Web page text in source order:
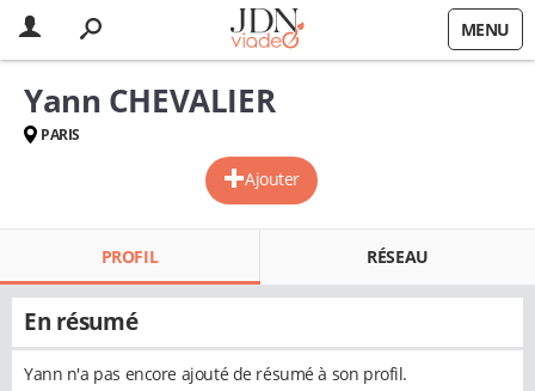
MENU
Ajouter
Yann CHEVALIER
PARIS
PROFIL RÉSEAU
En résumé
Yann n'a pas encore ajouté de résumé à son profil.